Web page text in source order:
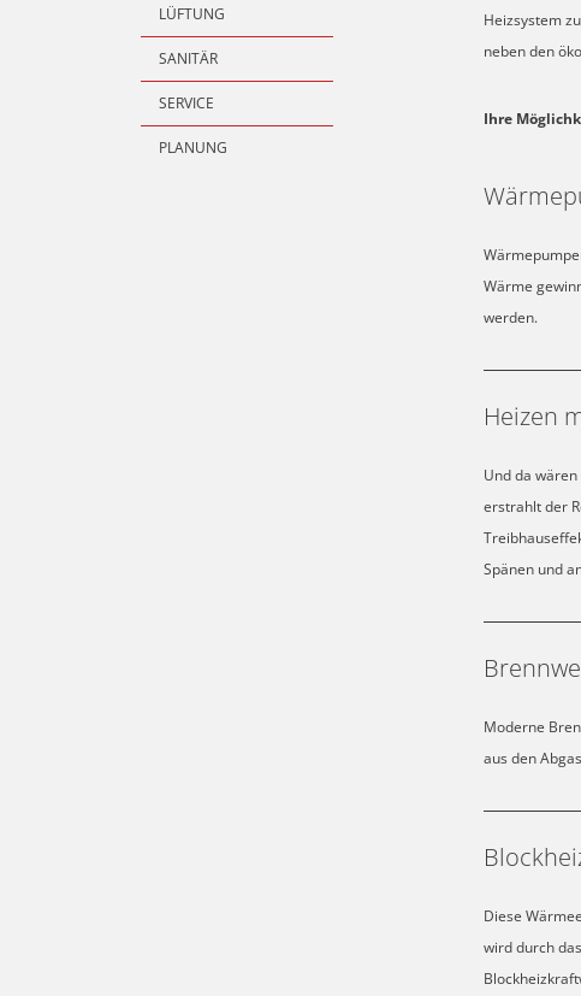
Heizsystem
neben den
Ihre
Wärme
werden.
Heizen
Und da
erstrahlt der
Spänen und
Moderne
aus den
Diese
wird durch
LÜFTUNG
SANITÄR
SERVICE
PLANUNG